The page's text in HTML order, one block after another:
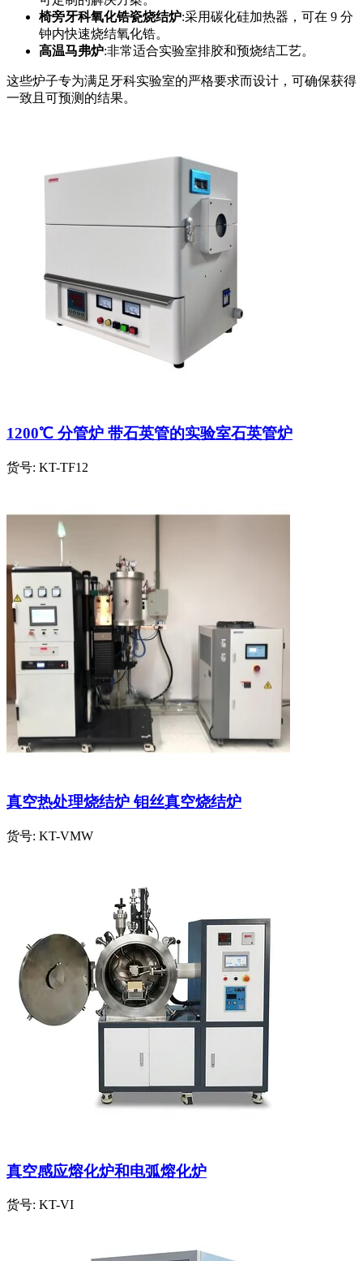
椅旁牙科氧化锆瓷烧结炉:采用碳化硅加热器，可在 9 分
钟内快速烧结氧化锆。
高温马弗炉:非常适合实验室排胶和预烧结工艺。
这些炉子专为满足牙科实验室的严格要求而设计，可确保获得
一致且可预测的结果。
1200℃ 分管炉 带石英管的实验室石英管炉
货号: KT-TF12
真空热处理烧结炉 钼丝真空烧结炉
货号: KT-VMW
真空感应熔化炉和电弧熔化炉
货号: KT-VI